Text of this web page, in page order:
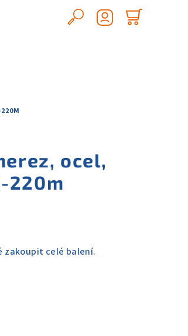
Hledat
ocel,
220m
zakoupit celé balení.